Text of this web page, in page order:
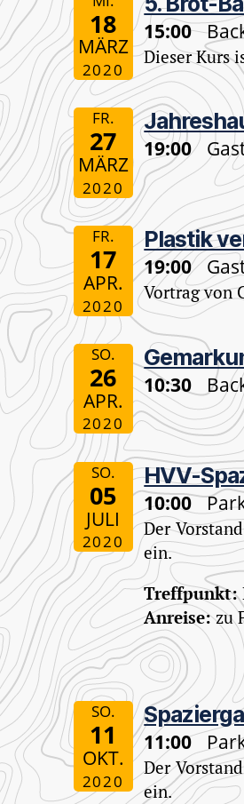
18
MÄRZ
2020
15:00
Dieser Kurs
FR.
27
MÄRZ
2020
19:00
FR.
17
APR.
2020
Plastik
19:00
Vortrag von
SO.
26
APR.
2020
10:30
SO.
05
JULI
2020
HVV-
10:00
Der
ein.
Treffpunkt:
Anreise:zu
SO.
11
OKT.
2020
11:00
Der
ein.